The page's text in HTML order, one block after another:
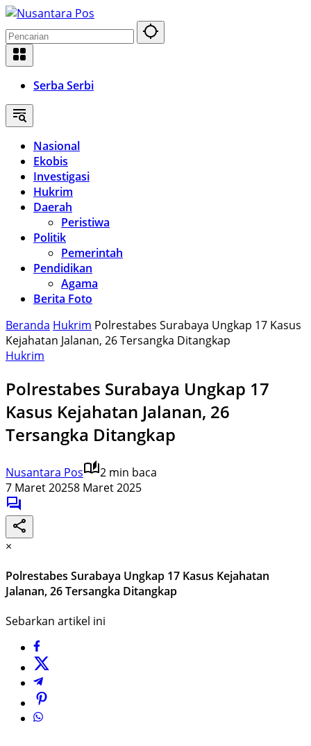
Langsung
ke
konten
Serba Serbi
Nasional
Ekobis
Investigasi
Hukrim
Daerah
Peristiwa
Politik
Pemerintah
Pendidikan
Agama
Berita Foto
Beranda Hukrim Polrestabes Surabaya Ungkap 17 Kasus
Kejahatan Jalanan, 26 Tersangka Ditangkap
Hukrim
Polrestabes Surabaya Ungkap 17
Kasus Kejahatan Jalanan, 26
Tersangka Ditangkap
Nusantara Pos
2 min baca
7 Maret 20258 Maret 2025
×
Polrestabes Surabaya Ungkap 17 Kasus Kejahatan
Jalanan, 26 Tersangka Ditangkap
Sebarkan artikel ini